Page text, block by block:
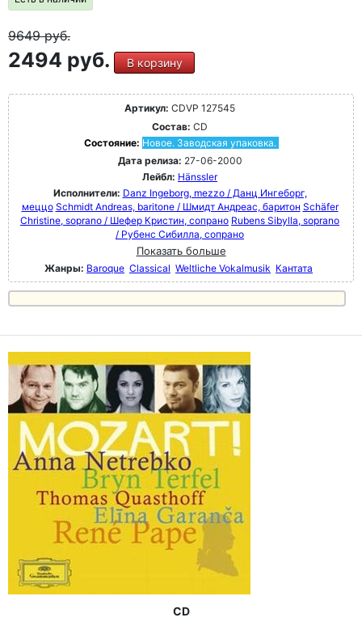
9649руб.
2494 руб. В корзину
Артикул: CDVP 127545
Состав: CD
Состояние: Новое. Заводская упаковка.
Дата релиза: 27-06-2000
Лейбл: Hänssler
Исполнители: Danz Ingeborg, mezzo / Данц Ингеборг,
меццо Schmidt Andreas, baritone / Шмидт Андреас, баритон Schäfer
Christine, soprano / Шефер Кристин, сопрано Rubens Sibylla, soprano
/ Рубенс Сибилла, сопрано
Показать больше
Жанры: Baroque Classical Weltliche Vokalmusik Кантата
CD